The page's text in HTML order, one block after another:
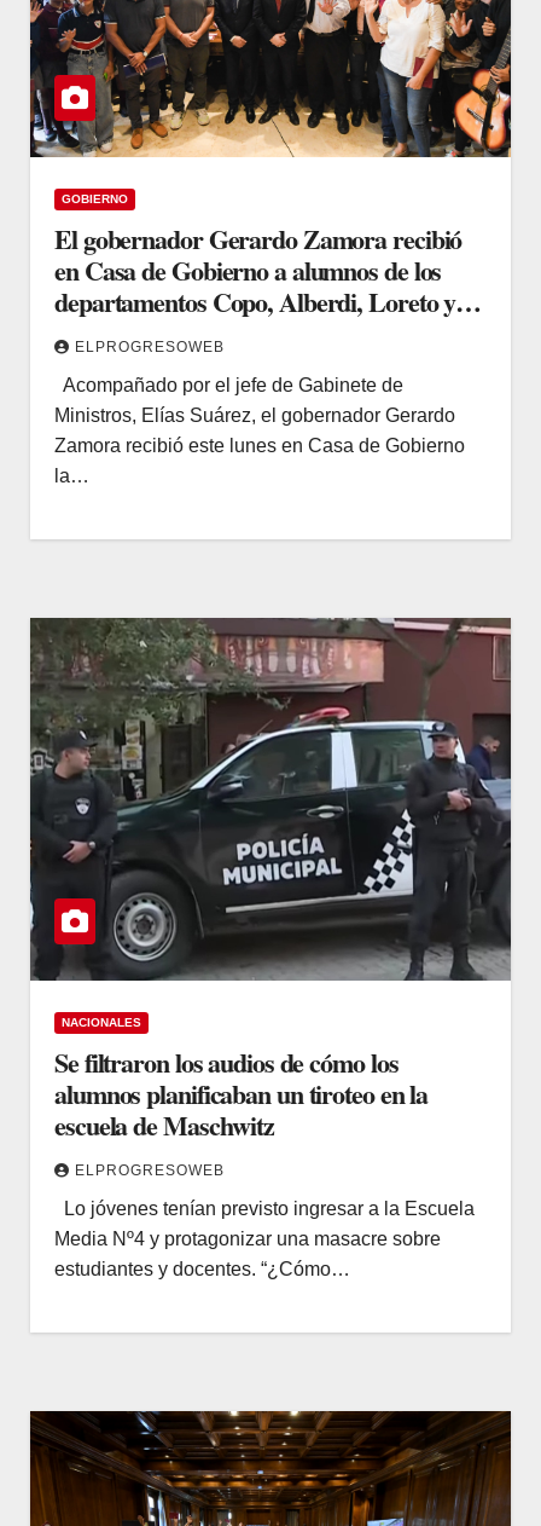
GOBIERNO
El gobernador Gerardo Zamora recibió
en Casa de Gobierno a alumnos de los
departamentos Copo, Alberdi, Loreto y
Robles
ELPROGRESOWEB
Acompañado por el jefe de Gabinete de
Ministros, Elías Suárez, el gobernador Gerardo
Zamora recibió este lunes en Casa de Gobierno
la…
NACIONALES
Se filtraron los audios de cómo los
alumnos planificaban un tiroteo en la
escuela de Maschwitz
ELPROGRESOWEB
Lo jóvenes tenían previsto ingresar a la Escuela
Media Nº4 y protagonizar una masacre sobre
estudiantes y docentes. “¿Cómo…